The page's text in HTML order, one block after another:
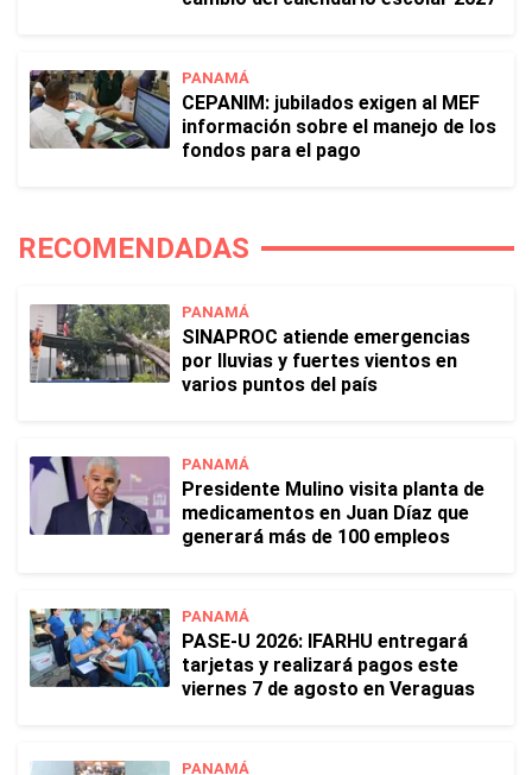
PANAMÁ
CEPANIM: jubilados exigen al MEF
información sobre el manejo de los
fondos para el pago
RECOMENDADAS
PANAMÁ
SINAPROC atiende emergencias
por lluvias y fuertes vientos en
varios puntos del país
PANAMÁ
Presidente Mulino visita planta de
medicamentos en Juan Díaz que
generará más de 100 empleos
PANAMÁ
PASE-U 2026: IFARHU entregará
tarjetas y realizará pagos este
viernes 7 de agosto en Veraguas
PANAMÁ